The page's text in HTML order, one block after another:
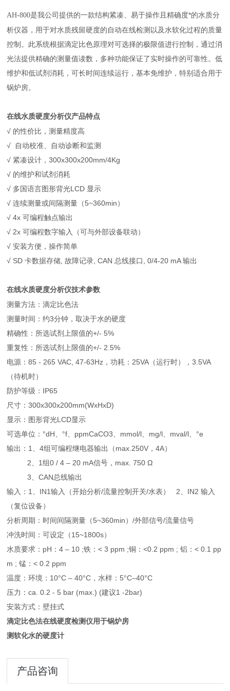
AH-800是我公司提供的一款结构紧凑、易于操作且精确度*的水质分
析仪器，用于对水质残留硬度的自动在线检测以及水软化过程的质量
控制。此系统根据滴定比色原理对可选择的极限值进行控制，通过消
光法提供精确的测量值读数，多种功能保证了实时操作的可靠性。低
维护和低试剂消耗，可长时间连续运行，基本免维护，特别适合用于
锅炉房。
在线水质硬度分析仪产品特点
√ 的性价比，测量精度高
√ 自动校准、自动诊断和监测
√ 紧凑设计，300x300x200mm/4Kg
√ 的维护和试剂消耗
√ 多国语言图形背光LCD 显示
√ 连续测量或间隔测量（5~360min）
√ 4x 可编程触点输出
√ 2x 可编程数字输入（可与外部设备联动）
√ 安装方便，操作简单
√ SD 卡数据存储, 故障记录, CAN 总线接口, 0/4-20 mA 输出
在线水质硬度分析仪技术参数
测量方法：滴定比色法
测量时间：约3分钟，取决于水的硬度
精确性：所选试剂上限值的+/- 5%
重复性：所选试剂上限值的+/- 2.5%
电源：85 - 265 VAC, 47-63Hz，功耗：25VA（运行时），3.5VA
（待机时）
防护等级：IP65
尺寸：300x300x200mm(WxHxD)
显示：图形背光LCD显示
可选单位：°dH、°f、ppmCaCO3、mmol/l、mg/l、mval/l、°e
输出：1、4组可编程继电器输出（max.250V，4A）
2、1组0 / 4 – 20 mA信号，max. 750 Ω
3、CAN总线输出
输入：1、IN1输入（开始分析/流量控制开关/水表） 2、IN2 输入
（复位设备）
分析周期：时间间隔测量（5~360min）/外部信号/流量信号
冲洗时间：可设定（15~1800s）
水质要求：pH：4 – 10 ;铁：< 3 ppm ;铜：<0.2 ppm ; 铝：< 0.1 pp
m ; 锰：< 0.2 ppm
温度：环境：10°C – 40°C，水样：5°C–40°C
压力：ca. 0.2 - 5 bar (max.) (建议1 -2bar)
安装方式：壁挂式
滴定比色法在线硬度检测仪用于锅炉房
测软化水的硬度计
产品咨询